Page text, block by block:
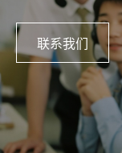
联系我们